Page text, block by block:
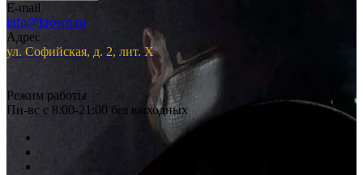
E-mail
info@krown.ru
Адрес
ул. Софийская, д. 2, лит. Х
Режим работы
Пн-вс с 8:00-21:00 без выходных